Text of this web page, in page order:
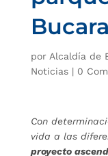
por Alcaldía de
Noticias| 0
Con
vida a las
proyecto